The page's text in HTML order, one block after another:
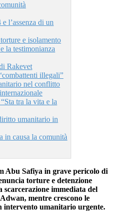
l’assenza di un
e isolamento
la testimonianza
Rakevet
illegali”
nel conflitto
tra la vita e la
umanitario in
in causa la comunità
Abu Safiya in grave pericolo di
torture e detenzione
immediata del
mentre crescono le
intervento umanitario urgente.